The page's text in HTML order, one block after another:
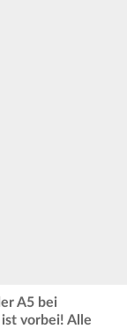
A5 bei
vorbei! Alle